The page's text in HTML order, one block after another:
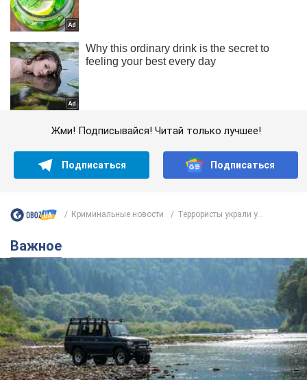
Жми! Подписывайся! Читай только лучшее!
Подписаться Подписаться
Криминальные новости Террористы украли у...
Важное